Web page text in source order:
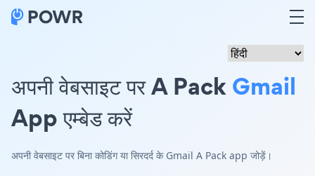
अपनी वेबसाइट पर A PackGmail
App एम्बेड करें
अपनी वेबसाइट पर बिना कोडिंग या सिरदर्द के Gmail A Pack app जोड़ें।